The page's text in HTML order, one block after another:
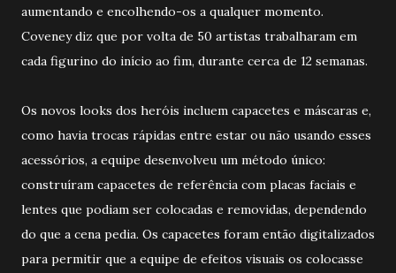
aumentando e encolhendo-os a qualquer momento.
Coveney diz que por volta de 50 artistas trabalharam em
cada figurino do início ao fim, durante cerca de 12 semanas.
Os novos looks dos heróis incluem capacetes e máscaras e,
como havia trocas rápidas entre estar ou não usando esses
acessórios, a equipe desenvolveu um método único:
construíram capacetes de referência com placas faciais e
lentes que podiam ser colocadas e removidas, dependendo
do que a cena pedia. Os capacetes foram então digitalizados
para permitir que a equipe de efeitos visuais os colocasse